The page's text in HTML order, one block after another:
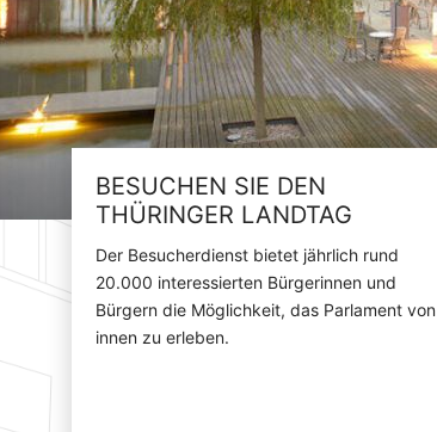
BESUCHEN SIE DEN
THÜRINGER LANDTAG
Der Besucherdienst bietet jährlich rund
20.000 interessierten Bürgerinnen und
Bürgern die Möglichkeit, das Parlament von
innen zu erleben.